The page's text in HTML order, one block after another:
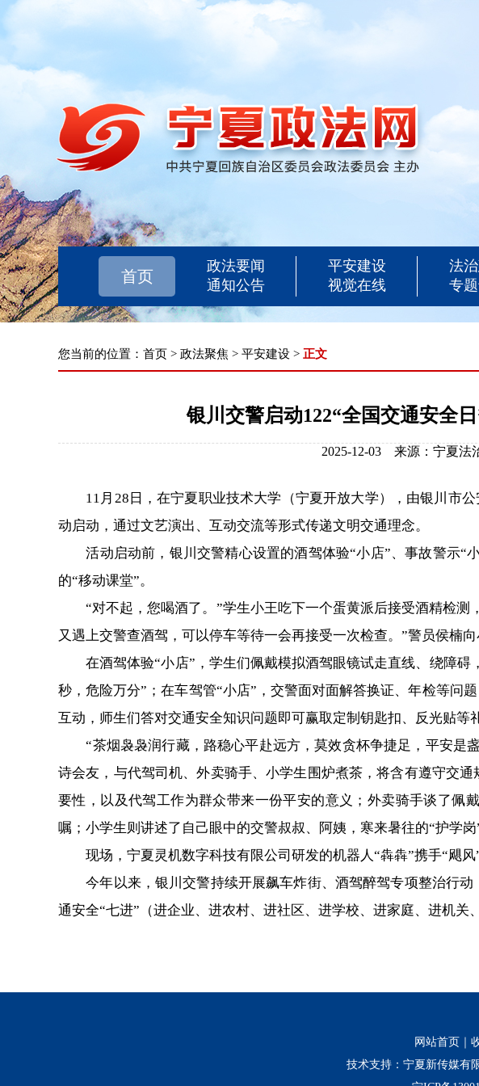
首页
政法要闻
通知公告
平安建设
视觉在线
法
专
您当前的位置： 首页 > 政法聚焦 > 平安建设 > 正文
银川交警启动122“全国交通安全
2025-12-03 来源：宁夏
11月28日，在宁夏职业技术大学（宁夏开放大学），由银川市公
动启动，通过文艺演出、互动交流等形式传递文明交通理念。
活动启动前，银川交警精心设置的酒驾体验“小店”、事故警示“
的“移动课堂”。
“对不起，您喝酒了。”学生小王吃下一个蛋黄派后接受酒精检测
又遇上交警查酒驾，可以停车等待一会再接受一次检查。”警员侯楠向
在酒驾体验“小店”，学生们佩戴模拟酒驾眼镜试走直线、绕障碍
秒，危险万分”；在车驾管“小店”，交警面对面解答换证、年检等问
互动，师生们答对交通安全知识问题即可赢取定制钥匙扣、反光贴等
“茶烟袅袅润行藏，路稳心平赴远方，莫效贪杯争捷足，平安是
诗会友，与代驾司机、外卖骑手、小学生围炉煮茶，将含有遵守交
要性，以及代驾工作为群众带来一份平安的意义；外卖骑手谈了佩
嘱；小学生则讲述了自己眼中的交警叔叔、阿姨，寒来暑往的“护学岗
现场，宁夏灵机数字科技有限公司研发的机器人“犇犇”携手“飓风
今年以来，银川交警持续开展飙车炸街、酒驾醉驾专项整治行动
通安全“七进”（进企业、进农村、进社区、进学校、进家庭、进机
网站首页
技术支持：宁夏新传媒有